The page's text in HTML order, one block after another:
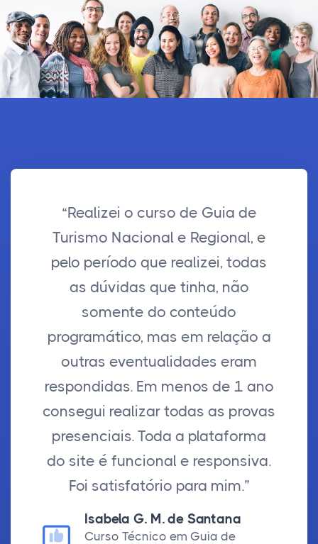
“Realizei o curso de Guia de
Turismo Nacional e Regional, e
pelo período que realizei, todas
as dúvidas que tinha, não
somente do conteúdo
programático, mas em relação a
outras eventualidades eram
respondidas. Em menos de 1 ano
consegui realizar todas as provas
presenciais. Toda a plataforma
do site é funcional e responsiva.
Foi satisfatório para mim.”
Isabela G. M. de Santana
Curso Técnico em Guia de